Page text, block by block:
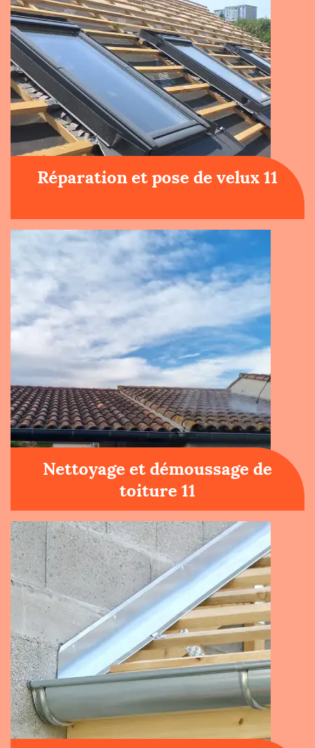
Réparation et pose de velux 11
Nettoyage et démoussage de
toiture 11